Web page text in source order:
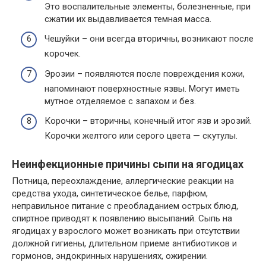
Это воспалительные элементы, болезненные, при
сжатии их выдавливается темная масса.
Чешуйки – они всегда вторичны, возникают после
корочек.
Эрозии – появляются после повреждения кожи,
напоминают поверхностные язвы. Могут иметь
мутное отделяемое с запахом и без.
Корочки – вторичны, конечный итог язв и эрозий.
Корочки желтого или серого цвета — скутулы.
Неинфекционные причины сыпи на ягодицах
Потница, переохлаждение, аллергические реакции на
средства ухода, синтетическое белье, парфюм,
неправильное питание с преобладанием острых блюд,
спиртное приводят к появлению высыпаний. Сыпь на
ягодицах у взрослого может возникать при отсутствии
должной гигиены, длительном приеме антибиотиков и
гормонов, эндокринных нарушениях, ожирении.